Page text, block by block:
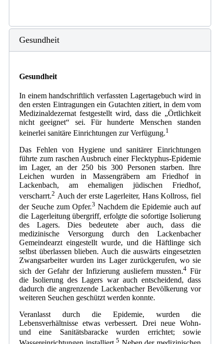
Gesundheit
Gesundheit
In einem handschriftlich verfassten Lagertagebuch wird in
den ersten Eintragungen ein Gutachten zitiert, in dem vom
Medizinaldezernat festgestellt wird, dass die „Örtlichkeit
nicht geeignet“ sei. Für hunderte Menschen standen
keinerlei sanitäre Einrichtungen zur Verfügung.1
Das Fehlen von Hygiene und sanitärer Einrichtungen
führte zum raschen Ausbruch einer Flecktyphus-Epidemie
im Lager, an der 250 bis 300 Personen starben. Ihre
Leichen wurden in Massengräbern am Friedhof in
Lackenbach, am ehemaligen jüdischen Friedhof,
verscharrt.2 Auch der erste Lagerleiter, Hans Kollross, fiel
der Seuche zum Opfer.3 Nachdem die Epidemie auch auf
die Lagerleitung übergriff, erfolgte die sofortige Isolierung
des Lagers. Dies bedeutete aber auch, dass die
medizinische Versorgung durch den Lackenbacher
Gemeindearzt eingestellt wurde, und die Häftlinge sich
selbst überlassen blieben. Auch die auswärts eingesetzten
Zwangsarbeiter wurden ins Lager zurückgerufen, wo sie
sich der Gefahr der Infizierung ausliefern mussten.4 Für
die Isolierung des Lagers war auch entscheidend, dass
dadurch die angrenzende Lackenbacher Bevölkerung vor
weiteren Seuchen geschützt werden konnte.
Veranlasst durch die Epidemie, wurden die
Lebensverhältnisse etwas verbessert. Drei neue Wohn-
und eine Sanitätsbaracke wurden errichtet; sowie
5